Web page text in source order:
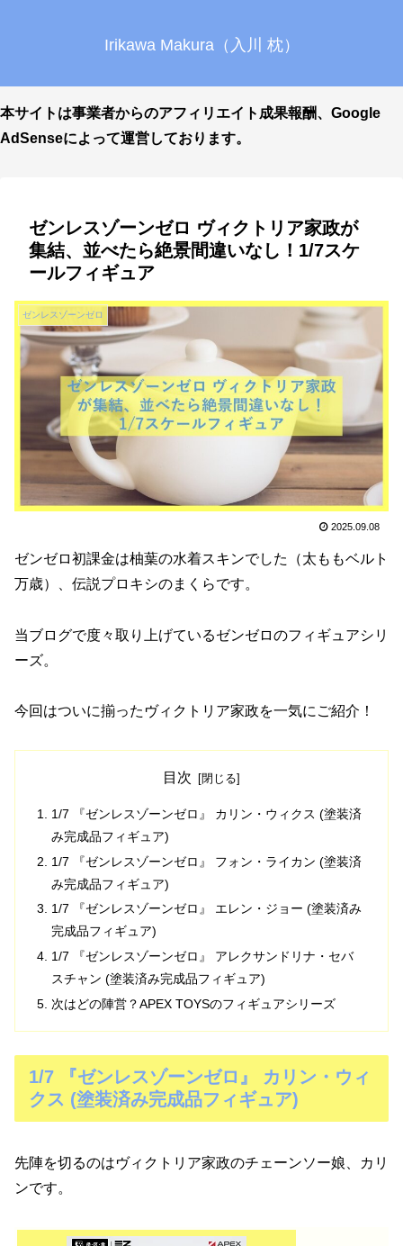
Irikawa Makura（入川 枕）
本サイトは事業者からのアフィリエイト成果報酬、Google
AdSenseによって運営しております。
ゼンレスゾーンゼロ ヴィクトリア家政が
集結、並べたら絶景間違いなし！1/7スケ
ールフィギュア
ゼンレスゾーンゼロ
2025.09.08
ゼンゼロ初課金は柚葉の水着スキンでした（太ももベルト
万歳）、伝説プロキシのまくらです。
当ブログで度々取り上げているゼンゼロのフィギュアシリ
ーズ。
今回はついに揃ったヴィクトリア家政を一気にご紹介！
目次
1/7 『ゼンレスゾーンゼロ』 カリン・ウィクス (塗装済
み完成品フィギュア)
1/7 『ゼンレスゾーンゼロ』 フォン・ライカン (塗装済
み完成品フィギュア)
1/7 『ゼンレスゾーンゼロ』 エレン・ジョー (塗装済み
完成品フィギュア)
1/7 『ゼンレスゾーンゼロ』 アレクサンドリナ・セバ
スチャン (塗装済み完成品フィギュア)
次はどの陣営？APEX TOYSのフィギュアシリーズ
1/7 『ゼンレスゾーンゼロ』 カリン・ウィ
クス (塗装済み完成品フィギュア)
先陣を切るのはヴィクトリア家政のチェーンソー娘、カリ
ンです。